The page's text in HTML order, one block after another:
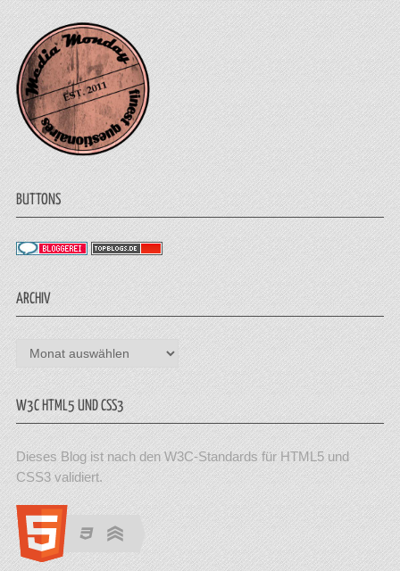
BUTTONS
ARCHIV
Archiv
W3C HTML5 UND CSS3
Dieses Blog ist nach den W3C-Standards für HTML5 und
CSS3 validiert.